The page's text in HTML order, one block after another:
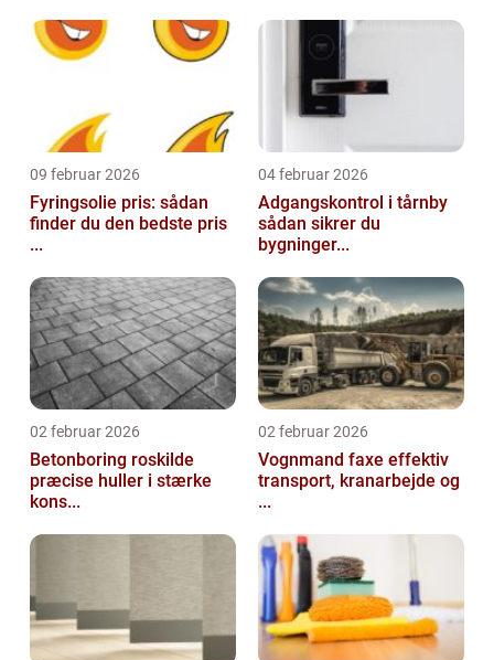
09 februar 2026
Fyringsolie pris: sådan
finder du den bedste pris
...
04 februar 2026
Adgangskontrol i tårnby
sådan sikrer du
bygninger...
02 februar 2026
Betonboring roskilde
præcise huller i stærke
kons...
02 februar 2026
Vognmand faxe effektiv
transport, kranarbejde og
...